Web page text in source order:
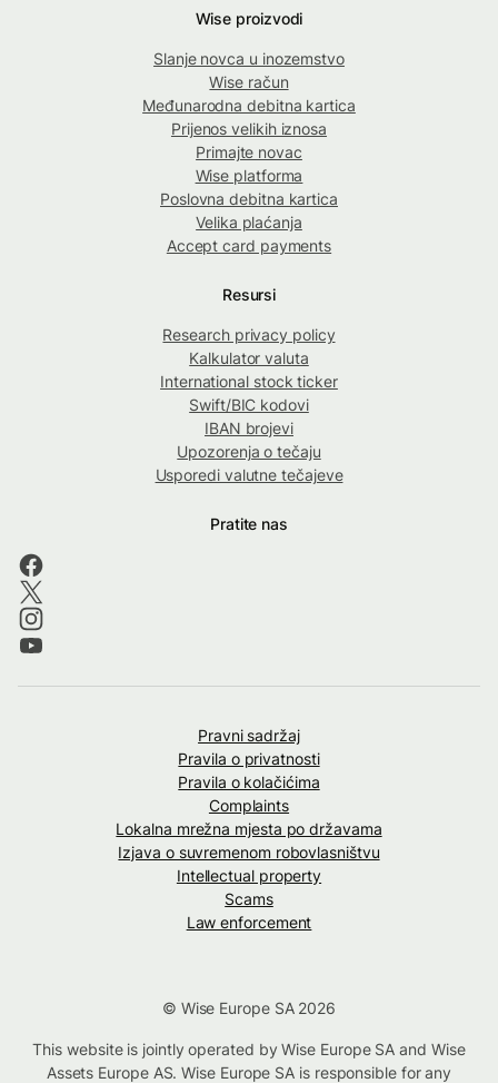
Wise proizvodi
Slanje novca u inozemstvo
Wise račun
Međunarodna debitna kartica
Prijenos velikih iznosa
Primajte novac
Wise platforma
Poslovna debitna kartica
Velika plaćanja
Accept card payments
Resursi
Research privacy policy
Kalkulator valuta
International stock ticker
Swift/BIC kodovi
IBAN brojevi
Upozorenja o tečaju
Usporedi valutne tečajeve
Pratite nas
Pravni sadržaj
Pravila o privatnosti
Pravila o kolačićima
Complaints
Lokalna mrežna mjesta po državama
Izjava o suvremenom robovlasništvu
Intellectual property
Scams
Law enforcement
© Wise Europe SA 2026
This website is jointly operated by Wise Europe SA and Wise
Assets Europe AS. Wise Europe SA is responsible for any